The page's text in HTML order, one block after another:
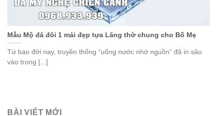
Mẫu Mộ đá đôi 1 mái đẹp tựa Lăng thờ chung cho Bố Mẹ
Từ bao đời nay, truyền thống “uống nước nhớ nguồn” đã in sâu
vào trong [...]
BÀI VIẾT MỚI